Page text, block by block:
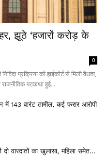
झूठे ‘हजारों करोड़ के
0
प्रक्रिया को हाईकोर्ट से मिली वैधता,
पटकथा हुई...
में 143 वारंट तामील, कई फरार आरोपी
वारदातों का खुलासा, महिला समेत...